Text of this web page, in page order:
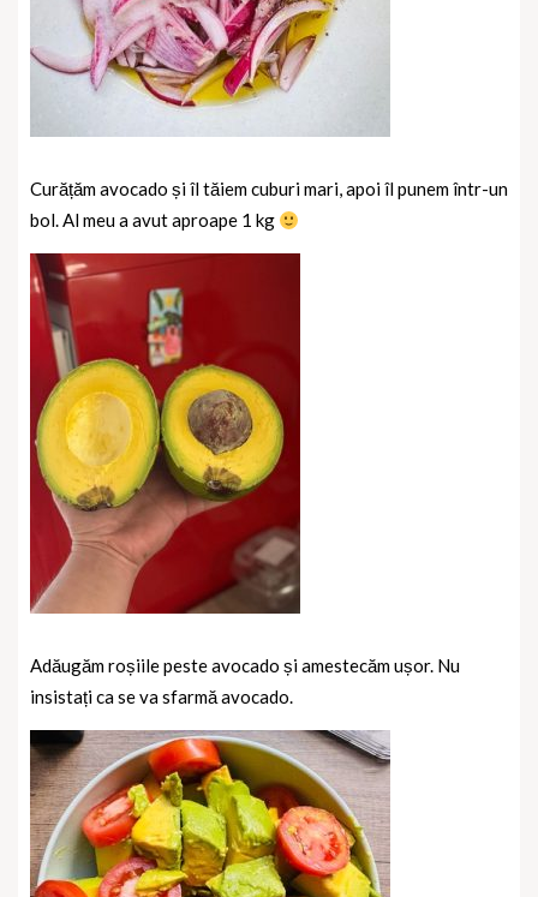
Curățăm avocado și îl tăiem cuburi mari, apoi îl punem într-un
bol. Al meu a avut aproape 1 kg
Adăugăm roșiile peste avocado și amestecăm ușor. Nu
insistați ca se va sfarmă avocado.